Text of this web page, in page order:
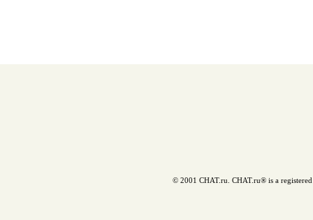
© 2001 CHAT.ru. CHAT.ru® is a